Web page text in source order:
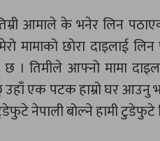
तिम्री आमाले के भनेर लिन
मेरो मामाको छोरा
छ । तिमीले आफ्नो मामा
उहाँ एक पटक हाम्रो घर आउनु
नेपाली बोल्ने हामी टुडेफुटे